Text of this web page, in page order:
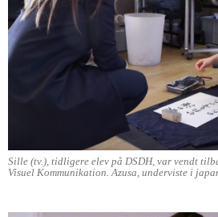
Sille (tv.), tidligere elev på DSDH, var vendt
Visuel Kommunikation. Azusa, underviste i